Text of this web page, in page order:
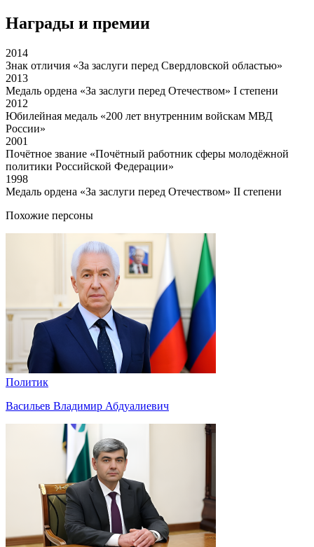
Награды и премии
2014
Знак отличия «За заслуги перед Свердловской областью»
2013
Медаль ордена «За заслуги перед Отечеством» I степени
2012
Юбилейная медаль «200 лет внутренним войскам МВД
России»
2001
Почётное звание «Почётный работник сферы молодёжной
политики Российской Федерации»
1998
Медаль ордена «За заслуги перед Отечеством» II степени
Похожие персоны
Политик
Васильев Владимир Абдуалиевич